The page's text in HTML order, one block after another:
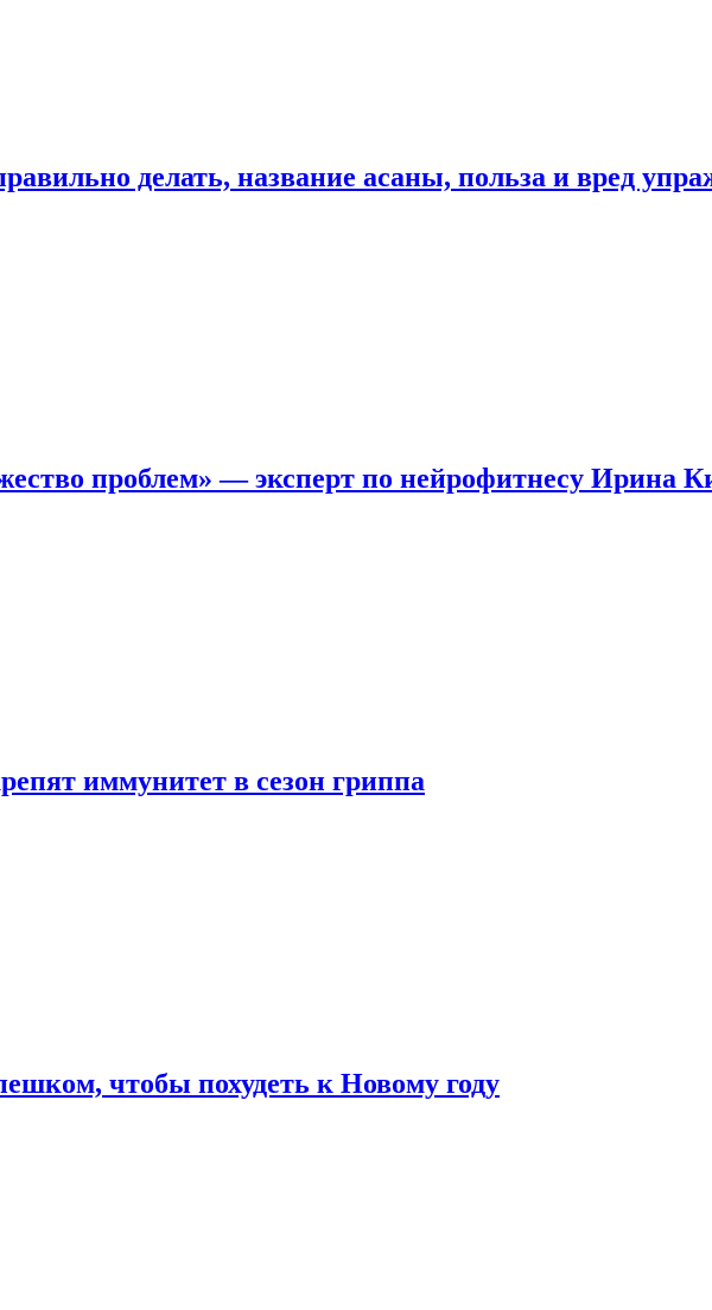
делать, название асаны, польза и вред
проблем» — эксперт по нейрофитнесу Ирина
иммунитет в сезон гриппа
чтобы похудеть к Новому году